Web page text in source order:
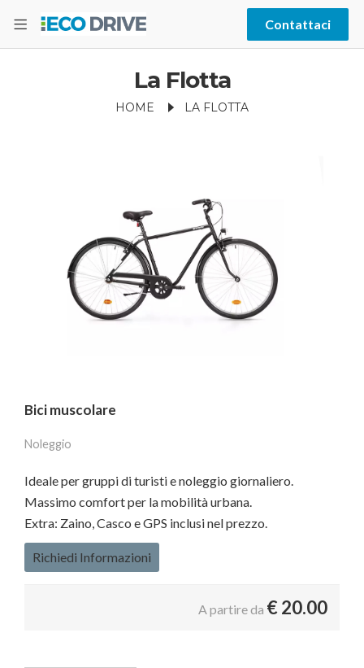
Contattaci
La Flotta
HOME LA FLOTTA
Bici muscolare
Noleggio
Ideale per gruppi di turisti e noleggio giornaliero.
Massimo comfort per la mobilità urbana.
Extra: Zaino, Casco e GPS inclusi nel prezzo.
Richiedi Informazioni
A partire da €20.00